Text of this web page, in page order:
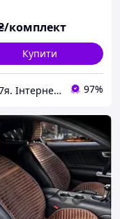
комплект
Купити
Авто7я. Інтернет-магазин автотоварів avto7ya.com.ua 97%